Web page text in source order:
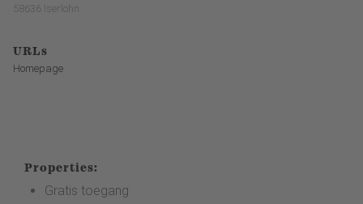
58636 Iserlohn
URLs
Homepage
Properties:
Gratis toegang